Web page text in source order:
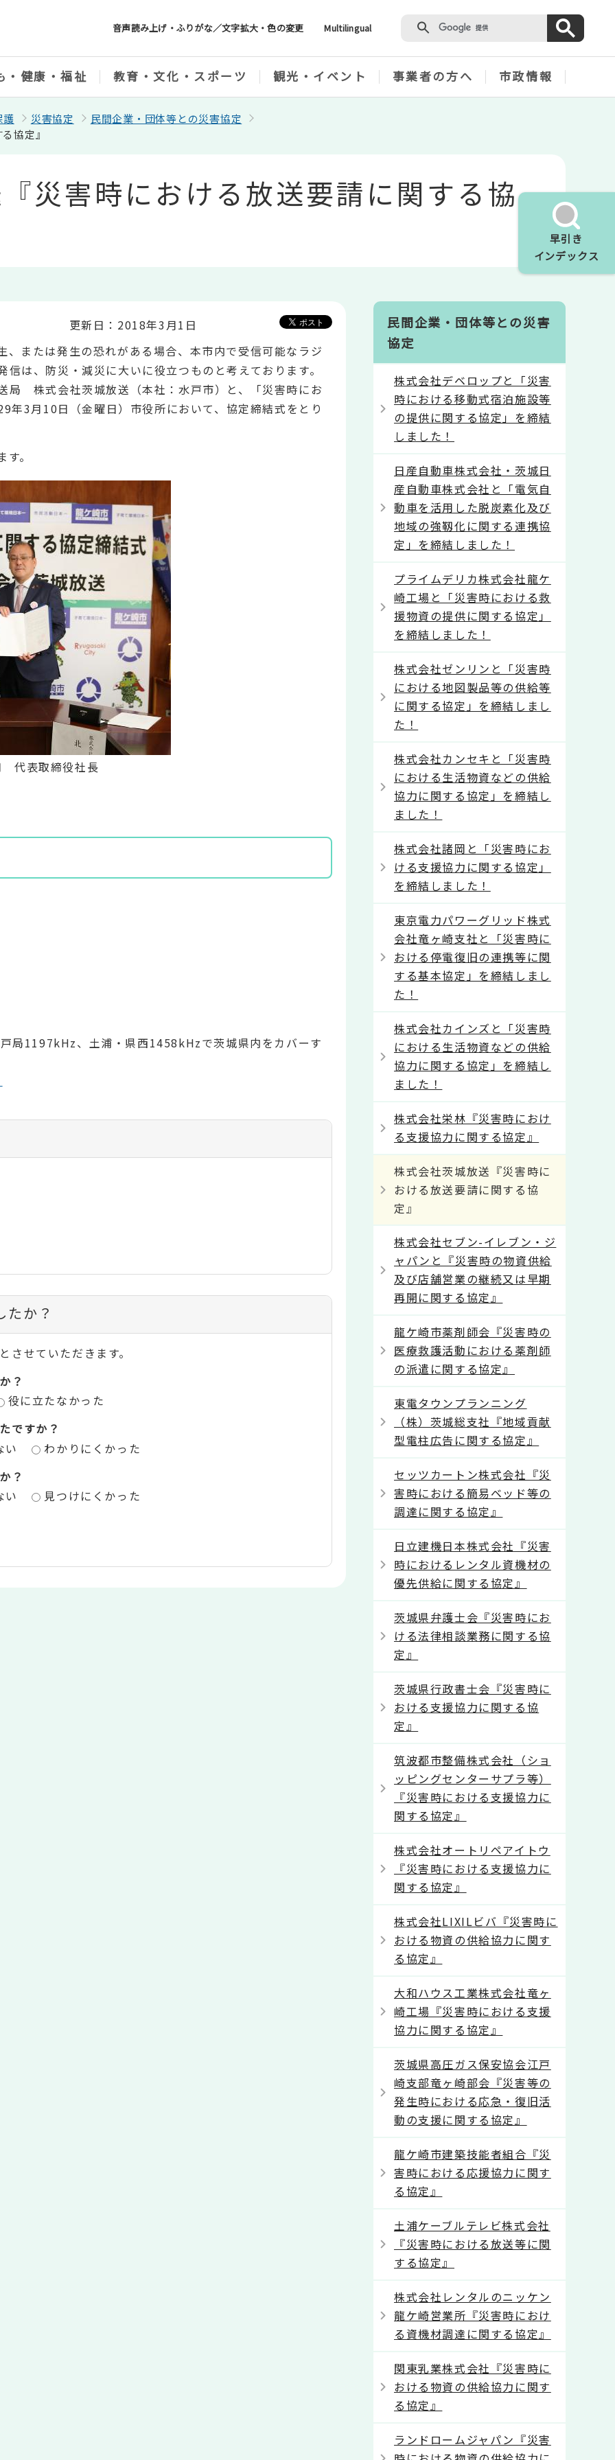
音声読み上げ・ふりがな／文字拡大・色の変更 Multilingual
早引き
インデックス
・健康・福祉 教育・文化・スポーツ 観光・イベント 事業者の方へ 市政情報
護 災害協定
民間企業・団体等との災害協定
協定』
災害時における放送要請に関する協
更新日：2018年3月1日
または発生の恐れがある場合、本市内で受信可能なラジ
は、防災・減災に大いに役立つものと考えております。
局 株式会社茨城放送（本社：水戸市）と、「災害時にお
年3月10日（金曜日）市役所において、協定締結式をとり
。
代表取締役社長
局1197kHz、土浦・県西1458kHzで茨城県内をカバーす
たか？
せていただきます。
？
役に立たなかった
ですか？
い
わかりにくかった
？
い 見つけにくかった
民間企業・団体等との災害
協定
株式会社デベロップと「災害
時における移動式宿泊施設等
の提供に関する協定」を締結
しました！
日産自動車株式会社・茨城日
産自動車株式会社と「電気自
動車を活用した脱炭素化及び
地域の強靱化に関する連携協
定」を締結しました！
プライムデリカ株式会社龍ケ
崎工場と「災害時における救
援物資の提供に関する協定」
を締結しました！
株式会社ゼンリンと「災害時
における地図製品等の供給等
に関する協定」を締結しまし
た！
株式会社カンセキと「災害時
における生活物資などの供給
協力に関する協定」を締結し
ました！
株式会社諸岡と「災害時にお
ける支援協力に関する協定」
を締結しました！
東京電力パワーグリッド株式
会社竜ヶ崎支社と「災害時に
おける停電復旧の連携等に関
する基本協定」を締結しまし
た！
株式会社カインズと「災害時
における生活物資などの供給
協力に関する協定」を締結し
ました！
株式会社栄林『災害時におけ
る支援協力に関する協定』
株式会社茨城放送『災害時に
おける放送要請に関する協
定』
株式会社セブン-イレブン・ジ
ャパンと『災害時の物資供給
及び店舗営業の継続又は早期
再開に関する協定』
龍ケ崎市薬剤師会『災害時の
医療救護活動における薬剤師
の派遣に関する協定』
東電タウンプランニング
（株）茨城総支社『地域貢献
型電柱広告に関する協定』
セッツカートン株式会社『災
害時における簡易ベッド等の
調達に関する協定』
日立建機日本株式会社『災害
時におけるレンタル資機材の
優先供給に関する協定』
茨城県弁護士会『災害時にお
ける法律相談業務に関する協
定』
茨城県行政書士会『災害時に
おける支援協力に関する協
定』
筑波都市整備株式会社（ショ
ッピングセンターサプラ等）
『災害時における支援協力に
関する協定』
株式会社オートリペアイトウ
『災害時における支援協力に
関する協定』
株式会社LIXILビバ『災害時に
おける物資の供給協力に関す
る協定』
大和ハウス工業株式会社竜ヶ
崎工場『災害時における支援
協力に関する協定』
茨城県高圧ガス保安協会江戸
崎支部竜ヶ崎部会『災害等の
発生時における応急・復旧活
動の支援に関する協定』
龍ケ崎市建築技能者組合『災
害時における応援協力に関す
る協定』
土浦ケーブルテレビ株式会社
『災害時における放送等に関
する協定』
株式会社レンタルのニッケン
龍ケ崎営業所『災害時におけ
る資機材調達に関する協定』
関東乳業株式会社『災害時に
おける物資の供給協力に関す
る協定』
ランドロームジャパン『災害